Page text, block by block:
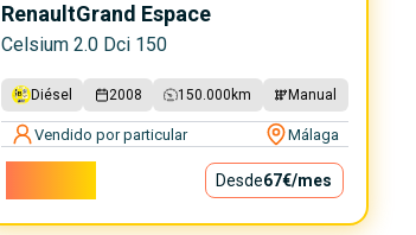
RenaultGrand Espace
Celsium 2.0 Dci 150
Diésel 2008 150.000 km Manual
Vendido por particular Málaga
Desde67€/mes